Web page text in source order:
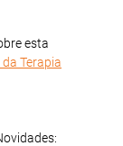
esta
Terapia